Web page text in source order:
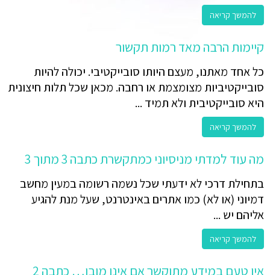
להמשך קריאה
קיימות הרבה מאד רמות תקשור
כל אחד מאתנו, מעצם היותו סובייקטיבי. יכולה להיות
סובייקטיביות מצומצמת או רחבה. מכאן שכל תלות חיצונית
היא סובייקטיבית ולא תמיד ...
להמשך קריאה
מה עוד למדתי מניסיוני כמתקשרת כתבה 3 מתוך 3
בתחילת דרכי לא ידעתי שכל נשמה רשומה במעין מחשב
דמיוני (או לא) כמו אתרים באינטרנט, שעל מנת להגיע
אליהם יש ...
להמשך קריאה
אין טעם במידע מתוקשר אם אינו מובן… כתבה 2